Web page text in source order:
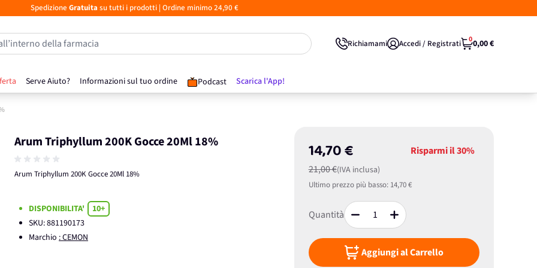
Spedizione Gratuita su tutti i prodotti| Ordine minimo 24,90 €
Serve Aiuto? Informazioni sul tuo ordine Podcast Scarica l'App!
della farmacia Richiamami Accedi / Registrati 00,00 €
Arum Triphyllum 200K Gocce 20Ml 18%
Arum Triphyllum 200K Gocce 20Ml 18%
14,70 €
21,00 €(IVA inclusa)
Risparmi il30%
Ultimo prezzo più basso: 14,70 €
Quantità
Aggiungi al Carrello
DISPONIBILITA'
10+
SKU:881190173
Marchio : CEMON